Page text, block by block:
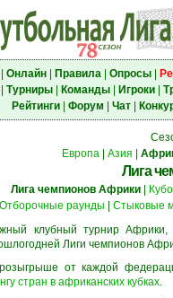
Онлайн| Правила| Опросы|
Турниры| Команды| Игроки|
Рейтинги| Форум Чат|
Европа
Азия
Лига
Лига чемпионов Африки|
Отборочные раунды
Стыковые
клубный турнир
Лиги чемпионов
от каждой
стран в африканских кубках.